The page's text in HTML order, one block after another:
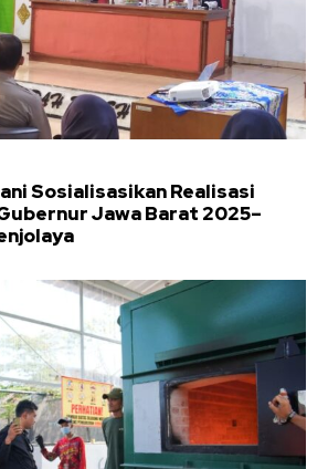
Sosialisasikan Realisasi
Jawa Barat 2025–